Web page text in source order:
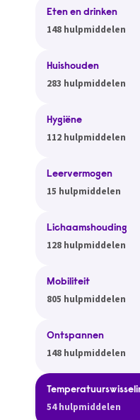
Eten en drinken
148 hulpmiddelen
Huishouden
283 hulpmiddelen
Hygiëne
112 hulpmiddelen
Leervermogen
15 hulpmiddelen
Lichaamshouding
128 hulpmiddelen
Mobiliteit
805 hulpmiddelen
Ontspannen
148 hulpmiddelen
54 hulpmiddelen